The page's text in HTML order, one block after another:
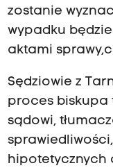
zostanie
wypadku
aktami
Sędziowie z
proces biskupa
sądowi,
hipotetycznych